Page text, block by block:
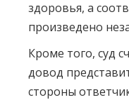
здоровья, а
произведено
Кроме того, суд
довод
стороны